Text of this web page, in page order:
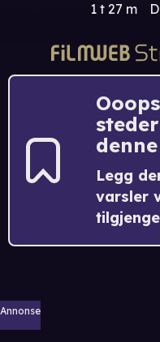
1 t 27 m
Legg
varsler
Annonse